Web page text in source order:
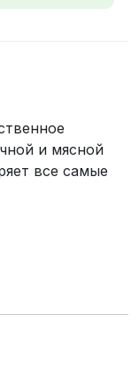
и мясной
все самые